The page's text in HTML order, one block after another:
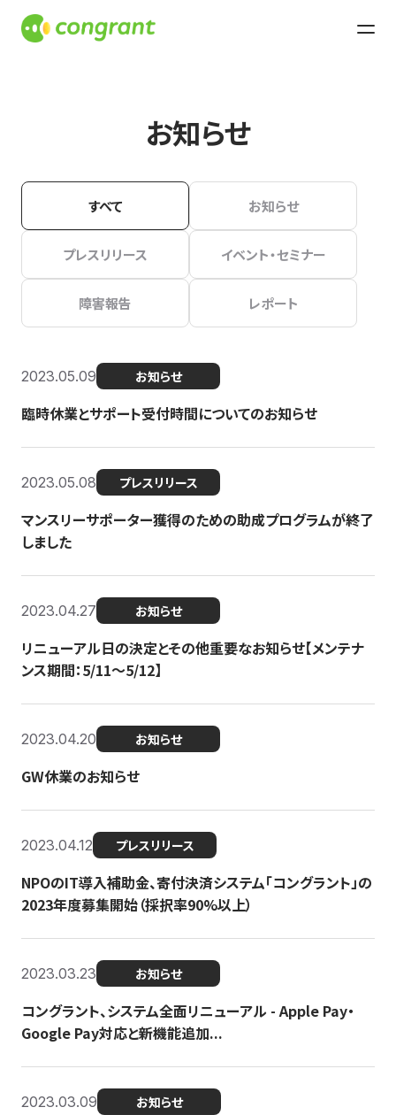
お知らせ
すべて お知らせ
プレスリリース イベント・セミナー
障害報告 レポート
2023.05.09 お知らせ
臨時休業とサポート受付時間についてのお知らせ
2023.05.08 プレスリリース
マンスリーサポーター獲得のための助成プログラムが終了
しました
2023.04.27 お知らせ
リニューアル日の決定とその他重要なお知らせ【メンテナ
ンス期間：5/11～5/12】
2023.04.20 お知らせ
GW休業のお知らせ
2023.04.12 プレスリリース
NPOのIT導入補助金、寄付決済システム「コングラント」の
2023年度募集開始（採択率90%以上）
2023.03.23 お知らせ
コングラント、システム全面リニューアル - Apple Pay・
Google Pay対応と新機能追加...
2023.03.09 お知らせ